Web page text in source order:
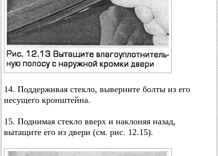
14. Поддерживая стекло, выверните болты из его
несущего кронштейна.
15. Поднимая стекло вверх и наклоняя назад,
вытащите его из двери (см. рис. 12.15).